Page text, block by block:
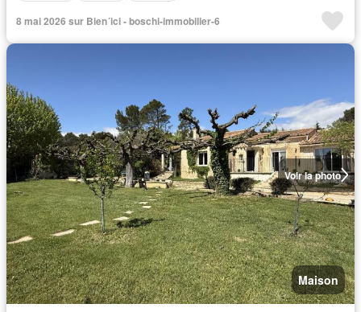
8 mai 2026 sur Bien´ici - boschi-immobilier-6
Voir la photo
Maison